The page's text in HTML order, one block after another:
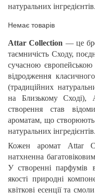
натуральних інгредієнтів.
Немає товарів
Attar Collection — це
таємничість Сходу,
сучасною європейською
відродження
(традиційних
на Близькому Сході),
створення став
ароматам, що створюють
натуральних інгредієнтів.
Кожен аромат Attar
натхненна
У створенні парфумів
якості природні
квіткові есенції та